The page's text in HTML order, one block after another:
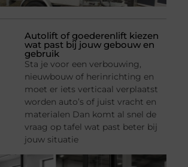
Autolift of goederenlift kiezen
wat past bij jouw gebouw en
gebruik
Sta je voor een verbouwing,
nieuwbouw of herinrichting en
moet er iets verticaal verplaatst
worden auto’s of juist vracht en
materialen Dan komt al snel de
vraag op tafel wat past beter bij
jouw situatie